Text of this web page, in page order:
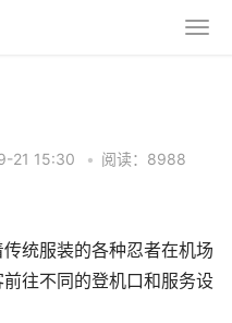
21 15:30 • 阅读：8988
统服装的各种忍者在机场
往不同的登机口和服务设